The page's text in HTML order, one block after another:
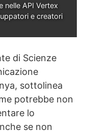
nelle API Vertex
e creatori
di Scienze
sottolinea
potrebbe non
lo
se non